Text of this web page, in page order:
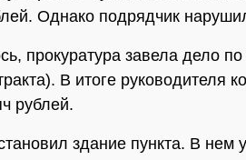
Однако подрядчик
прокуратура завела дело
В итоге руководителя
рублей.
здание пункта. В нем